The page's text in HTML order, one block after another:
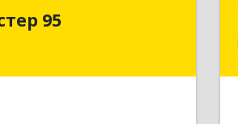
95
Чеченская Респ, Грозный г,